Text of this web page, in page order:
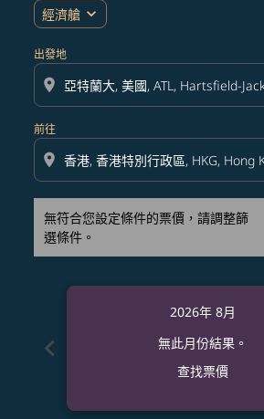
經濟艙 expand_more
出發地
location_on
前往
location_on
無符合您設定條件的票價，請調整篩
選條件。
chevron_left
2026年 8月
無此月份結果。
查找票價